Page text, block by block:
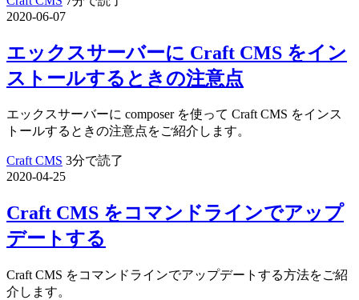
2020-06-07
エックスサーバーに Craft CMS をイン
ストールするときの注意点
エックスサーバーに composer を使って Craft CMS をインス
トールするときの注意点をご紹介します。
Craft CMS 3分で読了
2020-04-25
Craft CMS をコマンドラインでアップ
デートする
Craft CMS をコマンドラインでアップデートする方法をご紹
介します。